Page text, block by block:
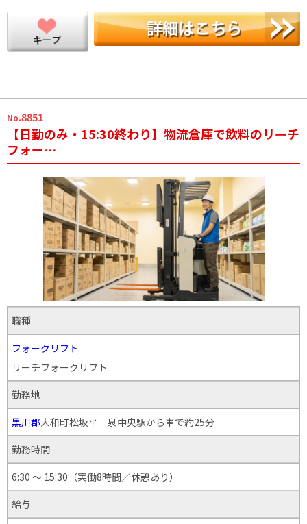
No.8851
【日勤のみ・15:30終わり】物流倉庫で飲料のリーチ
フォー…
職種
フォークリフト
リーチフォークリフト
勤務地
黒川郡大和町松坂平 泉中央駅から車で約25分
勤務時間
6:30 ～ 15:30（実働8時間／休憩あり）
給与